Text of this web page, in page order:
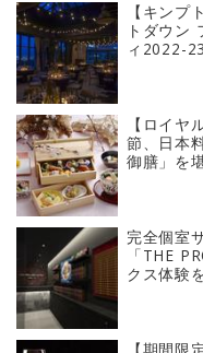
【キン
トダウン
ィ2022-23
【ロイヤ
節、日本
御膳」を
完全個室
「THE
クス体験
【期間限